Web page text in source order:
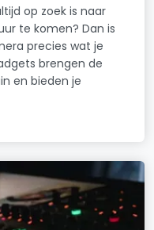
op zoek is naar
te komen? Dan is
precies wat je
brengen de
en bieden je